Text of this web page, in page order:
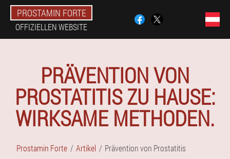
PROSTAMIN FORTE
OFFIZIELLEN WEBSITE
PRÄVENTION VON
PROSTATITIS ZU HAUSE:
WIRKSAME METHODEN.
Prostamin Forte Artikel Prävention von Prostatitis